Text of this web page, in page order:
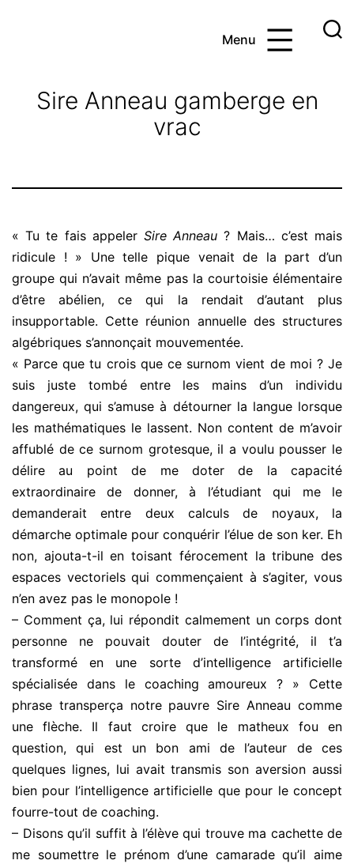
Menu
Sire Anneau gamberge en
vrac
« Tu te fais appeler Sire Anneau ? Mais… c’est mais
ridicule ! » Une telle pique venait de la part d’un
groupe qui n’avait même pas la courtoisie élémentaire
d’être abélien, ce qui la rendait d’autant plus
insupportable. Cette réunion annuelle des structures
algébriques s’annonçait mouvementée.
« Parce que tu crois que ce surnom vient de moi ? Je
suis juste tombé entre les mains d’un individu
dangereux, qui s’amuse à détourner la langue lorsque
les mathématiques le lassent. Non content de m’avoir
affublé de ce surnom grotesque, il a voulu pousser le
délire au point de me doter de la capacité
extraordinaire de donner, à l’étudiant qui me le
demanderait entre deux calculs de noyaux, la
démarche optimale pour conquérir l’élue de son ker. Eh
non, ajouta-t-il en toisant férocement la tribune des
espaces vectoriels qui commençaient à s’agiter, vous
n’en avez pas le monopole !
– Comment ça, lui répondit calmement un corps dont
personne ne pouvait douter de l’intégrité, il t’a
transformé en une sorte d’intelligence artificielle
spécialisée dans le coaching amoureux ? » Cette
phrase transperça notre pauvre Sire Anneau comme
une flèche. Il faut croire que le matheux fou en
question, qui est un bon ami de l’auteur de ces
quelques lignes, lui avait transmis son aversion aussi
bien pour l’intelligence artificielle que pour le concept
fourre-tout de coaching.
– Disons qu’il suffit à l’élève qui trouve ma cachette de
me soumettre le prénom d’une camarade qu’il aime